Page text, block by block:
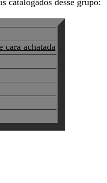
catalogados desse grupo:
cara achatada